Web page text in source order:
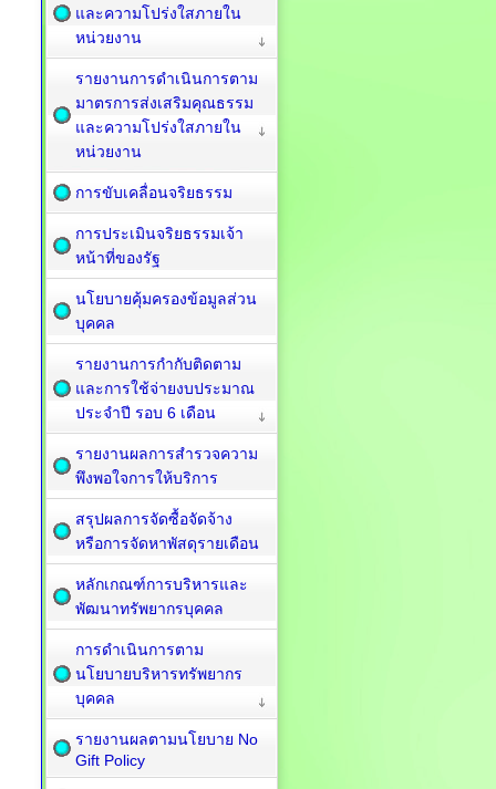
และความโปร่งใสภายใน
หน่วยงาน
รายงานการดำเนินการตาม
มาตรการส่งเสริมคุณธรรม
และความโปร่งใสภายใน
หน่วยงาน
การขับเคลื่อนจริยธรรม
การประเมินจริยธรรมเจ้า
หน้าที่ของรัฐ
นโยบายคุ้มครองข้อมูลส่วน
บุคคล
รายงานการกำกับติดตาม
และการใช้จ่ายงบประมาณ
ประจำปี รอบ 6 เดือน
รายงานผลการสำรวจความ
พึงพอใจการให้บริการ
สรุปผลการจัดซื้อจัดจ้าง
หรือการจัดหาพัสดุรายเดือน
หลักเกณฑ์การบริหารและ
พัฒนาทรัพยากรบุคคล
การดำเนินการตาม
นโยบายบริหารทรัพยากร
บุคคล
รายงานผลตามนโยบาย No
Gift Policy